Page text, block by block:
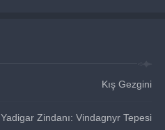
Kış Gezgini
Yadigar Zindanı: Vindagnyr Tepesi